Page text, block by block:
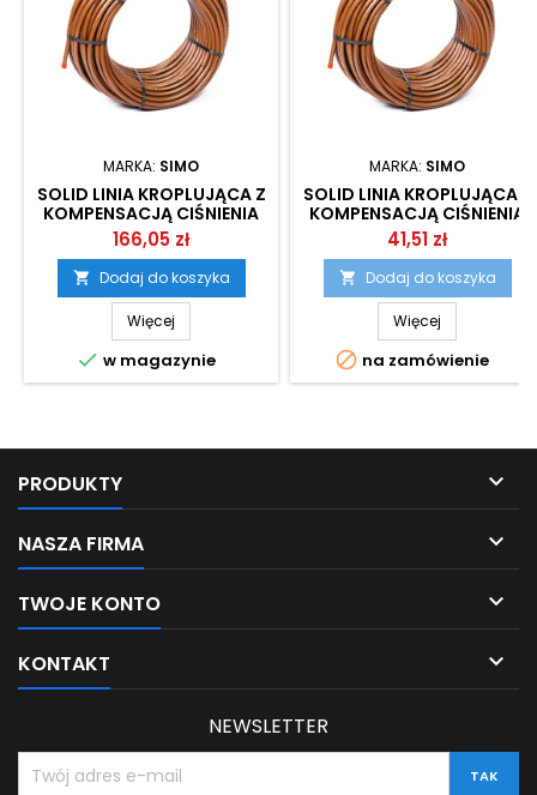
MARKA: SIMO
SOLID LINIA KROPLUJĄCA Z
KOMPENSACJĄ CIŚNIENIA
SIMO
166,05 zł
 Dodaj do koszyka
Więcej
 w magazynie
MARKA: SIMO
SOLID LINIA KROPLUJĄCA Z
KOMPENSACJĄ CIŚNIENIA
25M SIMO
41,51 zł
 Dodaj do koszyka
Więcej
 na zamówienie
PRODUKTY 
NASZA FIRMA 
TWOJE KONTO 
KONTAKT 
NEWSLETTER